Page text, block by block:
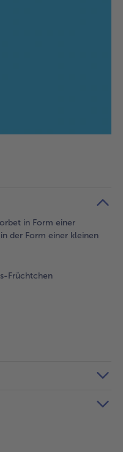
in Form einer
der Form einer kleinen
Früchtchen